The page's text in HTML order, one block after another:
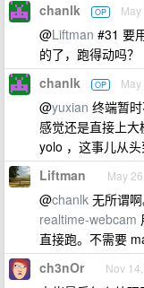
chanlk OP
@Liftman #31 要
的了，跑得动吗？
chanlk OP
@yuxian 终端暂
感觉还是直接上
yolo ，这事儿从
Liftman May
@chanlk 无所谓啊
realtime-webcam
直接跑。不需要
ch3nOr Nov